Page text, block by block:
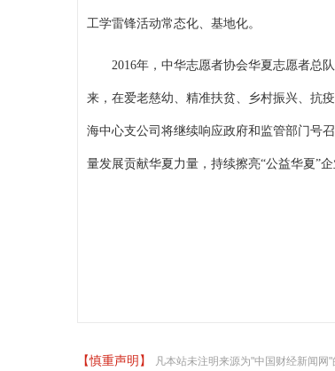
工学雷锋活动常态化、基地化。
2016年，中华志愿者协会华夏志愿者总
来，在爱老慈幼、精准扶贫、乡村振兴、抗
海中心支公司将继续响应政府和监管部门号
量发展贡献华夏力量，持续擦亮“公益华夏”企
【慎重声明】
凡本站未注明来源为"中国财经新闻网